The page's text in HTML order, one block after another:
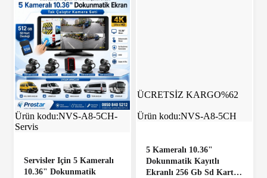
ÜCRETSİZ KARGO%57
Ürün kodu:NVS-A8-5CH-
Servis
Servisler Için 5 Kameralı
10.36" Dokunmatik
ÜCRETSİZ KARGO%62
Ürün kodu:NVS-A8-5CH
5 Kameralı 10.36"
Dokunmatik Kayıtlı
Ekranlı 256 Gb Sd Kart